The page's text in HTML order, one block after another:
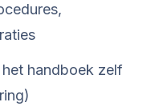
handboek zelf